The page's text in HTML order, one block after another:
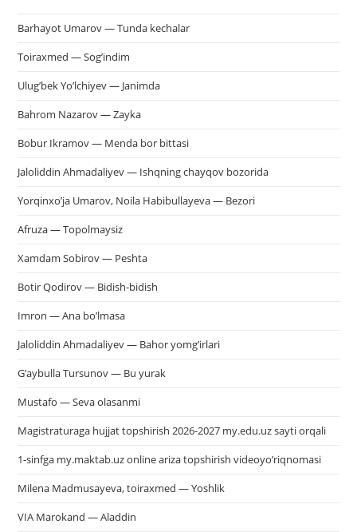
Barhayot Umarov — Tunda kechalar
Toiraxmed — Sog’indim
Ulug’bek Yo’lchiyev — Janimda
Bahrom Nazarov — Zayka
Bobur Ikramov — Menda bor bittasi
Jaloliddin Ahmadaliyev — Ishqning chayqov bozorida
Yorqinxo’ja Umarov, Noila Habibullayeva — Bezori
Afruza — Topolmaysiz
Xamdam Sobirov — Peshta
Botir Qodirov — Bidish-bidish
Imron — Ana bo’lmasa
Jaloliddin Ahmadaliyev — Bahor yomg’irlari
G’aybulla Tursunov — Bu yurak
Mustafo — Seva olasanmi
Magistraturaga hujjat topshirish 2026-2027 my.edu.uz sayti orqali
1-sinfga my.maktab.uz online ariza topshirish videoyo’riqnomasi
Milena Madmusayeva, toiraxmed — Yoshlik
VIA Marokand — Aladdin